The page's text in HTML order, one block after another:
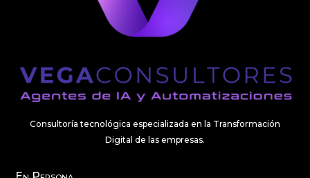
Consultoría tecnológica especializada en la Transformación
Digital de las empresas.